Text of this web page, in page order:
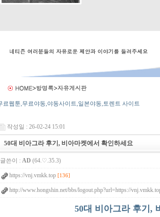
작성일 : 26-02-24 15:01
50대 비아그라 후기, 비아마켓에서 확인하세요
글쓴이 : AD (64.♡.35.3)
https://vnj.vmkk.top [136]
http://www.hongshin.net/bbs/logout.php?url=https://
50대 비아그라 후기,